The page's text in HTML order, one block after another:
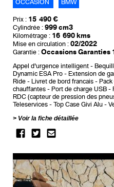
OCCASION BMW
Prix : 15 490 €
Cylindrée : 999 cm3
Kilométrage : 16 690 kms
Mise en circulation : 02/2022
Garantie : Occasions Garanties
Appel d'urgence intelligent
Dynamic ESA Pro
Extension de
Ride
Livret de bord francais
chauffantes
Port de charge USB
RDC (capteur de pression des
Teleservices
Top Case Givi Alu
Voir la fiche détaillée